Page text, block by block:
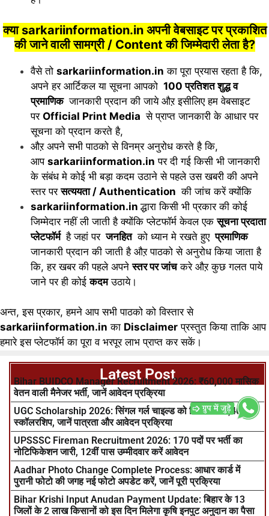
क्या sarkariinformation.in अपनी वेबसाइट पर प्रकाशित
की जाने वाली सामग्री / Content की जिम्मेदारी लेता है?
वैसे तो sarkariinformation.in का पूरा प्रयास रहता है कि,
अपने हर आर्टिकल या सूचना आपको 100 प्रतिशत शुद्ध व
प्रमाणिक जानकारी प्रदान की जाये औऱ इसीलिए हम वेबसाइट
पर Official Print Media से प्राप्त जानकारी के आधार पर
सूचना को प्रदान करते है,
औऱ अपने सभी पाठको से विनम्र अनुरोध करते है कि,
आप sarkariinformation.in पर दी गई किसी भी जानकारी
के संबंध मे कोई भी बड़ा कदम उठाने से पहले उस खबरी की अपने
स्तर परसत्ययता / Authentication की जांच करें क्योंकि
sarkariinformation.inद्धारा किसी भी प्रकार की कोई
जिम्मेदार नहीं ली जाती है क्योंकि प्लेटफॉर्म केवल एकसूचना प्रदाता
प्लेटफॉर्म है जहां पर जनहित को ध्यान मे रखते हुए प्रमाणिक
जानकारी प्रदान की जाती है औऱ पाठको से अनुरोध किया जाता है
कि, हर खबर की पहले अपनेस्तर पर जांचकरे औऱ कुछ गलत पाये
जाने पर ही कोईकदमउठाये।
अन्त, इस प्रकार, हमने आप सभी पाठको को विस्तार से
sarkariinformation.in का Disclaimer प्रस्तुत किया ताकि आप
हमारे इस प्लेटफॉर्म का पूरा व भरपूर लाभ प्राप्त कर सकें।
Latest Post
Bihar BUIDCO Manager Recruitment 2026: ₹60,000 मासिक
वेतन वाली मैनेजर भर्ती, जानें आवेदन प्रक्रिया
UGC Scholarship 2026: सिंगल गर्ल चाइल्ड को मिलेगी ₹72,400 की
स्कॉलरशिप, जानें पात्रता और आवेदन प्रक्रिया
UPSSSC Fireman Recruitment 2026: 170 पदों पर भर्ती का
नोटिफिकेशन जारी, 12वीं पास उम्मीदवार करें आवेदन
Aadhar Photo Change Complete Process: आधार कार्ड में
पुरानी फोटो की जगह नई फोटो अपडेट करें, जानें पूरी प्रक्रिया
Bihar Krishi Input Anudan Payment Update: बिहार के 13
जिलों के 2 लाख किसानों को इस दिन मिलेगा कृषि इनपुट अनुदान का पैसा